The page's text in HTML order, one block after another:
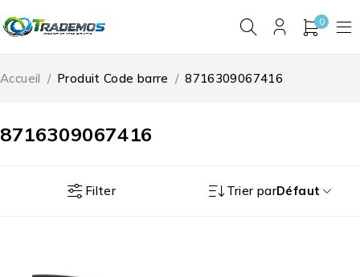
0
8716309067416
Accueil / Produit Code barre / 8716309067416
Filter Trier parDéfaut